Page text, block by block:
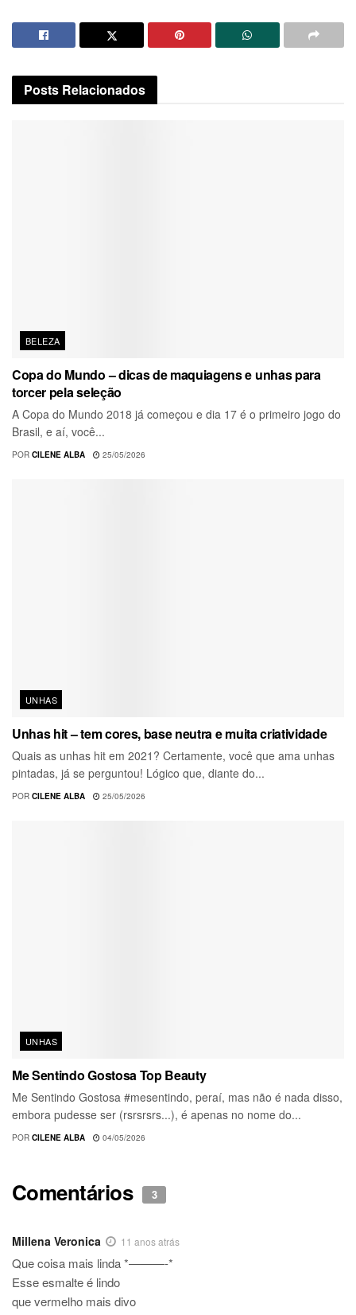
Posts Relacionados
BELEZA
Copa do Mundo – dicas de maquiagens e unhas para
torcer pela seleção
A Copa do Mundo 2018 já começou e dia 17 é o primeiro jogo do
Brasil, e aí, você...
POR CILENE ALBA 25/05/2026
UNHAS
Unhas hit – tem cores, base neutra e muita criatividade
Quais as unhas hit em 2021? Certamente, você que ama unhas
pintadas, já se perguntou! Lógico que, diante do...
POR CILENE ALBA 25/05/2026
UNHAS
Me Sentindo Gostosa Top Beauty
Me Sentindo Gostosa #mesentindo, peraí, mas não é nada disso,
embora pudesse ser (rsrsrsrs...), é apenas no nome do...
POR CILENE ALBA 04/05/2026
Comentários 3
Millena Veronica 11 anos atrás
Que coisa mais linda *———-*
Esse esmalte é lindo
que vermelho mais divo